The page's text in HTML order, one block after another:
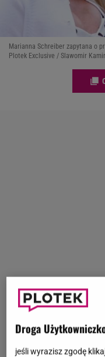
Marianna Schreiber zapytana o
Plotek Exclusive / Slawomir
Droga
jeśli wyrazisz zgodę